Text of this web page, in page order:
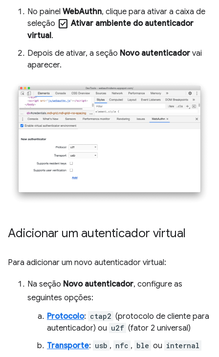
No painel WebAuthn, clique para ativar a caixa de
seleção check_box Ativar ambiente do autenticador
virtual.
Depois de ativar, a seção Novo autenticador vai
aparecer.
Adicionar um autenticador virtual
Para adicionar um novo autenticador virtual:
Na seção Novo autenticador, configure as
seguintes opções:
Protocolo: ctap2 (protocolo de cliente para
autenticador) ou u2f (fator 2 universal)
Transporte: usb , nfc , ble ou internal